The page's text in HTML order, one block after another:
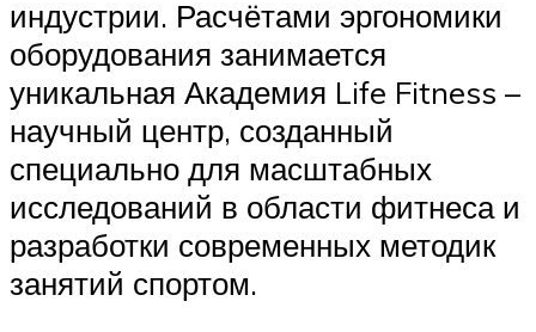
индустрии. Расчётами эргономики
оборудования занимается
уникальная Академия Life Fitness –
научный центр, созданный
специально для масштабных
исследований в области фитнеса и
разработки современных методик
занятий спортом.